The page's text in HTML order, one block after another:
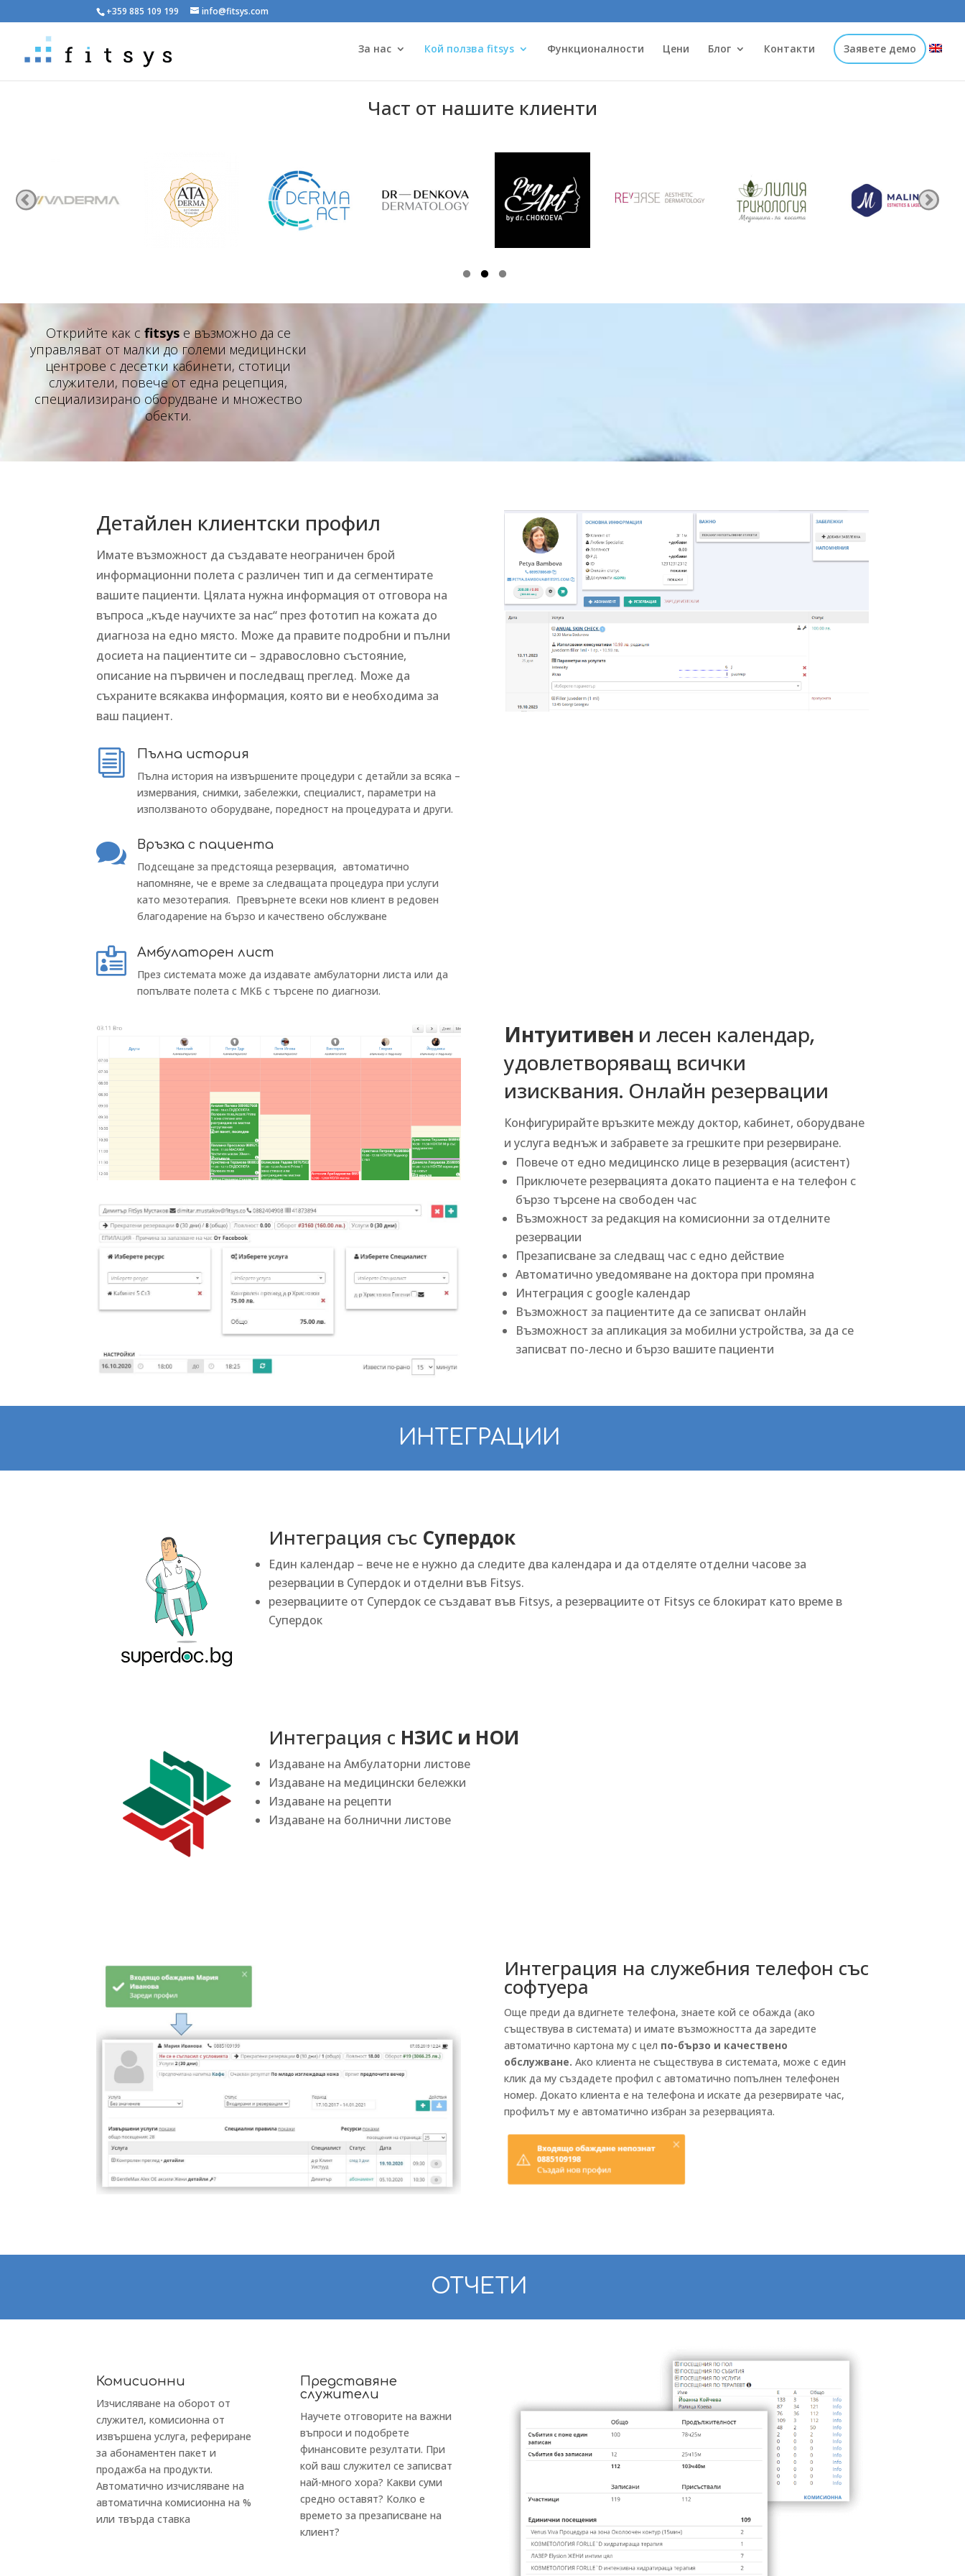
+359 885 109 199 info@fitsys.com
За нас Кой ползва fitsys Функционалности Цени Блог Контакти Заявете демо
Част от нашите клиенти
Открийте как с fitsyse възможно да се
управляват от малки до големи медицински
центрове с десетки кабинети, стотици
служители, повече от една рецепция,
специализирано оборудване и множество
обекти.
Детайлен клиентски профил
Имате възможност да създавате неограничен брой
информационни полета с различен тип и да сегментирате
вашите пациенти. Цялата нужна информация от отговора на
въпроса „къде научихте за нас“ през фототип на кожата до
диагноза на едно място. Може да правите подробни и пълни
досиета на пациентите си – здравословно състояние,
описание на първичен и последващ преглед. Може да
съхраните всякаква информация, която ви е необходима за
ваш пациент.
i Пълна история
Пълна история на извършените процедури с детайли за всяка –
измервания, снимки, забележки, специалист, параметри на
използваното оборудване, поредност на процедурата и други.
 Връзка с пациента
Подсещане за предстояща резервация, автоматично
напомняне, че е време за следващата процедура при услуги
като мезотерапия. Превърнете всеки нов клиент в редовен
благодарение на бързо и качествено обслужване
 Амбулаторен лист
През системата може да издавате амбулаторни листа или да
попълвате полета с МКБ с търсене по диагнози.
Интуитивен и лесен календар,
удовлетворяващ всички
изисквания. Онлайн резервации
Конфигурирайте връзките между доктор, кабинет, оборудване
и услуга веднъж и забравете за грешките при резервиране.
Повече от едно медицинско лице в резервация (асистент)
Приключете резервацията докато пациента е на телефон с
бързо търсене на свободен час
Възможност за редакция на комисионни за отделните
резервации
Презаписване за следващ час с едно действие
Автоматично уведомяване на доктора при промяна
Интеграция с google календар
Възможност за пациентите да се записват онлайн
Възможност за апликация за мобилни устройства, за да се
записват по-лесно и бързо вашите пациенти
ИНТЕГРАЦИИ
Интеграция със Супердок
Един календар – вече не е нужно да следите два календара и да отделяте отделни часове за
резервации в Супердок и отделни във Fitsys.
резервациите от Супердок се създават във Fitsys, а резервациите от Fitsys се блокират като време в
Супердок
Интеграция с НЗИС и НОИ
Издаване на Амбулаторни листове
Издаване на медицински бележки
Издаване на рецепти
Издаване на болнични листове
Интеграция на служебния телефон със
софтуера
Още преди да вдигнете телефона, знаете кой се обажда (ако
съществува в системата) и имате възможността да заредите
автоматично картона му с цел по-бързо и качествено
обслужване. Ако клиента не съществува в системата, може с един
клик да му създадете профил с автоматично попълнен телефонен
номер. Докато клиента е на телефона и искате да резервирате час,
профилът му е автоматично избран за резервацията.
ОТЧЕТИ
Комисионни
Изчисляване на оборот от
служител, комисионна от
извършена услуга, рефериране
за абонаментен пакет и
продажба на продукти.
Автоматично изчисляване на
автоматична комисионна на %
или твърда ставка
Представяне
служители
Научете отговорите на важни
въпроси и подобрете
финансовите резултати. При
кой ваш служител се записват
най-много хора? Какви суми
средно оставят? Колко е
времето за презаписване на
клиент?